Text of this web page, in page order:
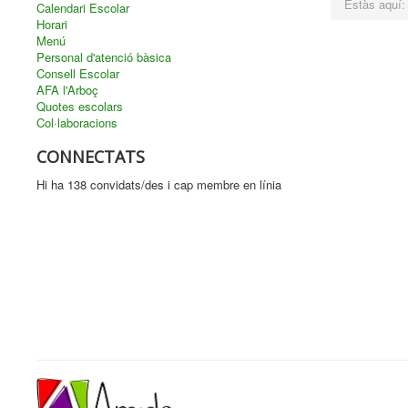
Calendari Escolar
Horari
Menú
Personal d'atenció bàsica
Consell Escolar
AFA l'Arboç
Quotes escolars
Col·laboracions
CONNECTATS
Hi ha 138 convidats/des i cap membre en línia
Estàs aquí: